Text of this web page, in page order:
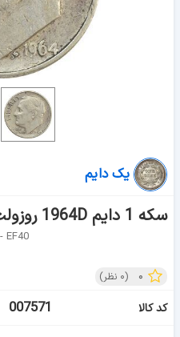
یک دایم
سکه 1 دایم 1964D روزولت - EF40 - آمریکا
EF40
۰ (۰ نظر)
کد کالا
007571